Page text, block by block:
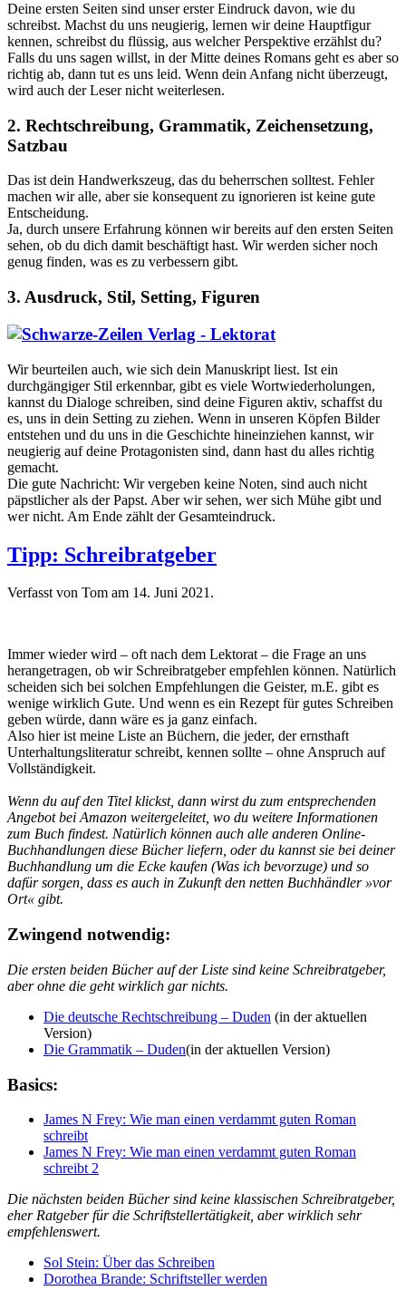
Deine ersten Seiten sind unser erster Eindruck davon, wie du
schreibst. Machst du uns neugierig, lernen wir deine Hauptfigur
kennen, schreibst du flüssig, aus welcher Perspektive erzählst du?
Falls du uns sagen willst, in der Mitte deines Romans geht es aber so
richtig ab, dann tut es uns leid. Wenn dein Anfang nicht überzeugt,
wird auch der Leser nicht weiterlesen.
2. Rechtschreibung, Grammatik, Zeichensetzung,
Satzbau
Das ist dein Handwerkszeug, das du beherrschen solltest. Fehler
machen wir alle, aber sie konsequent zu ignorieren ist keine gute
Entscheidung.
Ja, durch unsere Erfahrung können wir bereits auf den ersten Seiten
sehen, ob du dich damit beschäftigt hast. Wir werden sicher noch
genug finden, was es zu verbessern gibt.
3. Ausdruck, Stil, Setting, Figuren
Wir beurteilen auch, wie sich dein Manuskript liest. Ist ein
durchgängiger Stil erkennbar, gibt es viele Wortwiederholungen,
kannst du Dialoge schreiben, sind deine Figuren aktiv, schaffst du
es, uns in dein Setting zu ziehen. Wenn in unseren Köpfen Bilder
entstehen und du uns in die Geschichte hineinziehen kannst, wir
neugierig auf deine Protagonisten sind, dann hast du alles richtig
gemacht.
Die gute Nachricht: Wir vergeben keine Noten, sind auch nicht
päpstlicher als der Papst. Aber wir sehen, wer sich Mühe gibt und
wer nicht. Am Ende zählt der Gesamteindruck.
Tipp: Schreibratgeber
Verfasst von Tom am 14. Juni 2021.
Immer wieder wird – oft nach dem Lektorat – die Frage an uns
herangetragen, ob wir Schreibratgeber empfehlen können. Natürlich
scheiden sich bei solchen Empfehlungen die Geister, m.E. gibt es
wenige wirklich Gute. Und wenn es ein Rezept für gutes Schreiben
geben würde, dann wäre es ja ganz einfach.
Also hier ist meine Liste an Büchern, die jeder, der ernsthaft
Unterhaltungsliteratur schreibt, kennen sollte – ohne Anspruch auf
Vollständigkeit.
Wenn du auf den Titel klickst, dann wirst du zum entsprechenden
Angebot bei Amazon weitergeleitet, wo du weitere Informationen
zum Buch findest. Natürlich können auch alle anderen Online-
Buchhandlungen diese Bücher liefern, oder du kannst sie bei deiner
Buchhandlung um die Ecke kaufen (Was ich bevorzuge) und so
dafür sorgen, dass es auch in Zukunft den netten Buchhändler »vor
Ort« gibt.
Zwingend notwendig:
Die ersten beiden Bücher auf der Liste sind keine Schreibratgeber,
aber ohne die geht wirklich gar nichts.
Die deutsche Rechtschreibung – Duden (in der aktuellen
Version)
Die Grammatik – Duden(in der aktuellen Version)
Basics:
James N Frey: Wie man einen verdammt guten Roman
schreibt
James N Frey: Wie man einen verdammt guten Roman
schreibt 2
Die nächsten beiden Bücher sind keine klassischen Schreibratgeber,
eher Ratgeber für die Schriftstellertätigkeit, aber wirklich sehr
empfehlenswert.
Sol Stein: Über das Schreiben
Dorothea Brande: Schriftsteller werden